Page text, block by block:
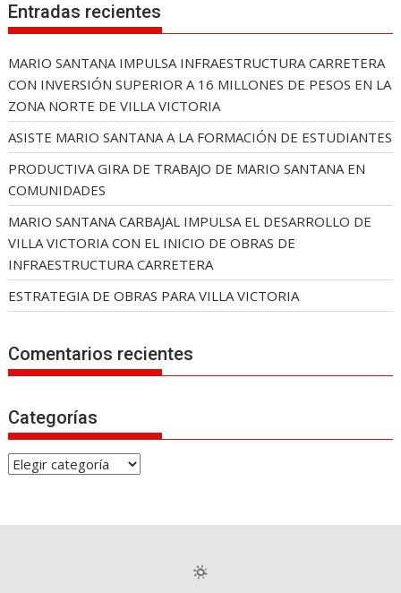
Entradas recientes
MARIO SANTANA IMPULSA INFRAESTRUCTURA CARRETERA
CON INVERSIÓN SUPERIOR A 16 MILLONES DE PESOS EN LA
ZONA NORTE DE VILLA VICTORIA
ASISTE MARIO SANTANA A LA FORMACIÓN DE ESTUDIANTES
PRODUCTIVA GIRA DE TRABAJO DE MARIO SANTANA EN
COMUNIDADES
MARIO SANTANA CARBAJAL IMPULSA EL DESARROLLO DE
VILLA VICTORIA CON EL INICIO DE OBRAS DE
INFRAESTRUCTURA CARRETERA
ESTRATEGIA DE OBRAS PARA VILLA VICTORIA
Comentarios recientes
Categorías
C
e